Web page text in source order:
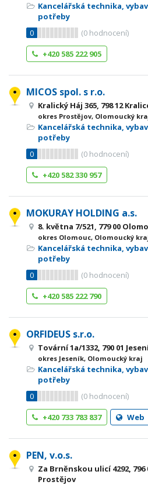
Kancelářská technika,
potřeby
0
(0 hodnocení)
+420 585 222 905
MICOS spol. s r.o.
Kralický Háj 365, 798 12
okres Prostějov, Olomoucký
Kancelářská technika,
potřeby
0
(0 hodnocení)
+420 582 330 957
MOKURAY HOLDING a.s.
8. května 7/521, 779 00
okres Olomouc, Olomoucký
Kancelářská technika,
potřeby
0
(0 hodnocení)
+420 585 222 790
ORFIDEUS s.r.o.
Tovární 1a/1332, 790 01
okres Jeseník, Olomoucký kraj
Kancelářská technika,
potřeby
0
(0 hodnocení)
+420 733 783 837
Web
PEN, v.o.s.
Za Brněnskou ulicí 4292, 796
Prostějov